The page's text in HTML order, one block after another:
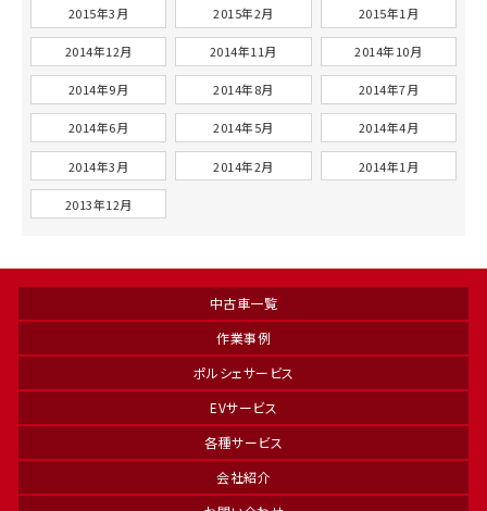
2015年3月 2015年2月 2015年1月
2014年12月 2014年11月 2014年10月
2014年9月 2014年8月 2014年7月
2014年6月 2014年5月 2014年4月
2014年3月 2014年2月 2014年1月
2013年12月
中古車一覧
作業事例
ポルシェサービス
EVサービス
各種サービス
会社紹介